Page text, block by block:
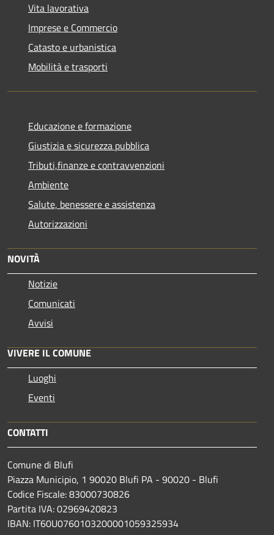
Vita lavorativa
Imprese e Commercio
Catasto e urbanistica
Mobilità e trasporti
Educazione e formazione
Giustizia e sicurezza pubblica
Tributi,finanze e contravvenzioni
Ambiente
Salute, benessere e assistenza
Autorizzazioni
NOVITÀ
Notizie
Comunicati
Avvisi
VIVERE IL COMUNE
Luoghi
Eventi
CONTATTI
Comune di Blufi
Piazza Municipio, 1 90020 Blufi PA - 90020 - Blufi
Codice Fiscale: 83000730826
Partita IVA: 02969420823
IBAN: IT60U0760103200001059325934